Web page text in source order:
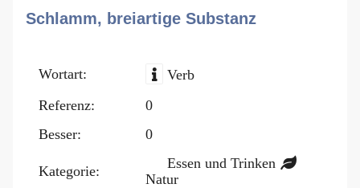
Forum
Blog
Schlamm, breiartige Substanz
Wortart:
Verb
Referenz:
0
Besser:
0
Kategorie:
Essen und Trinken
Natur